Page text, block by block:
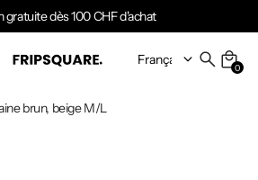
gratuite dès 100 CHF d'achat
0
brun, beige M/L